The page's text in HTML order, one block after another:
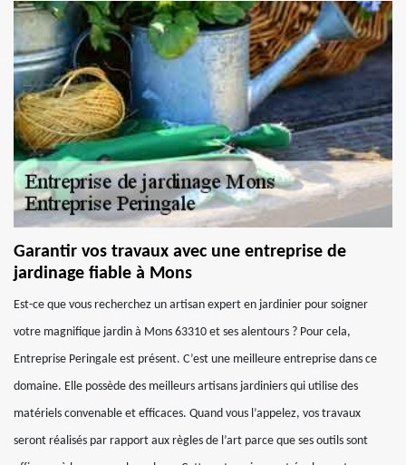
Garantir vos travaux avec une entreprise de
jardinage fiable à Mons
Est-ce que vous recherchez un artisan expert en jardinier pour soigner
votre magnifique jardin à Mons 63310 et ses alentours ? Pour cela,
Entreprise Peringale est présent. C’est une meilleure entreprise dans ce
domaine. Elle possède des meilleurs artisans jardiniers qui utilise des
matériels convenable et efficaces. Quand vous l’appelez, vos travaux
seront réalisés par rapport aux règles de l’art parce que ses outils sont